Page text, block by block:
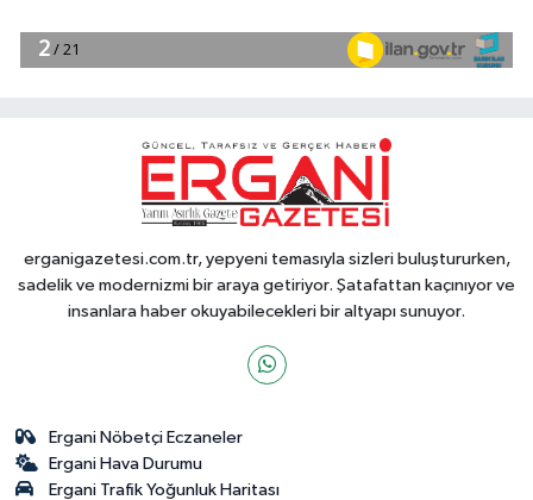
erganigazetesi.com.tr, yepyeni temasıyla sizleri buluştururken,
sadelik ve modernizmi bir araya getiriyor. Şatafattan kaçınıyor ve
insanlara haber okuyabilecekleri bir altyapı sunuyor.
Ergani Nöbetçi Eczaneler
Ergani Hava Durumu
Ergani Trafik Yoğunluk Haritası